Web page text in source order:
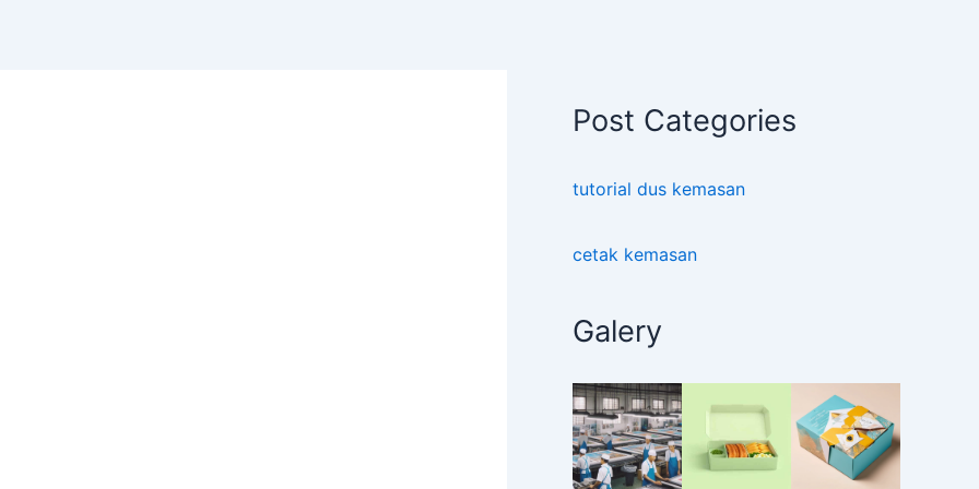
Post Categories
tutorial dus kemasan
cetak kemasan
Galery